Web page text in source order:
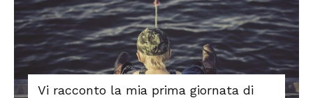
Vi racconto la mia prima giornata di